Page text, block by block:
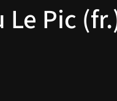
Pic